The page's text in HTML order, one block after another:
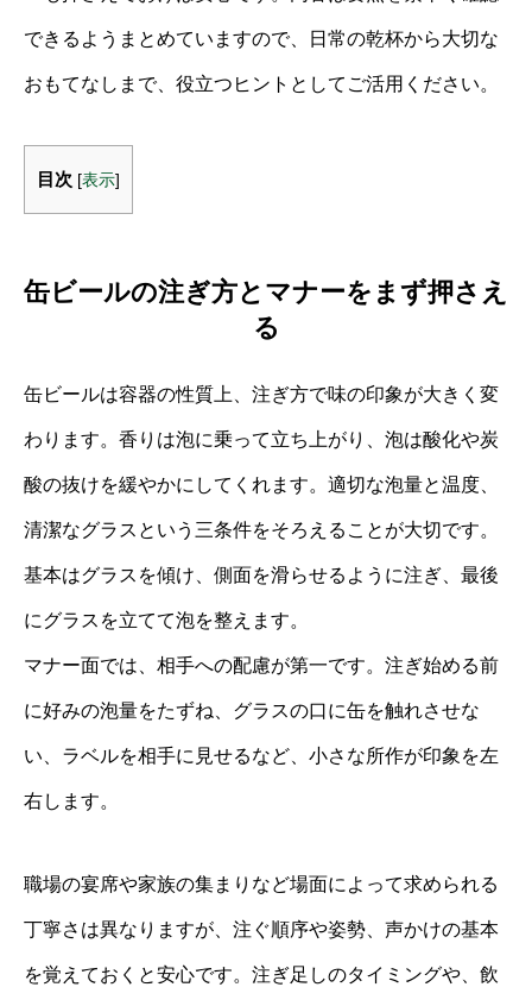
できるようまとめていますので、日常の乾杯から大切な
おもてなしまで、役立つヒントとしてご活用ください。
目次 [表示]
缶ビールの注ぎ方とマナーをまず押さえ
る
缶ビールは容器の性質上、注ぎ方で味の印象が大きく変
わります。香りは泡に乗って立ち上がり、泡は酸化や炭
酸の抜けを緩やかにしてくれます。適切な泡量と温度、
清潔なグラスという三条件をそろえることが大切です。
基本はグラスを傾け、側面を滑らせるように注ぎ、最後
にグラスを立てて泡を整えます。
マナー面では、相手への配慮が第一です。注ぎ始める前
に好みの泡量をたずね、グラスの口に缶を触れさせな
い、ラベルを相手に見せるなど、小さな所作が印象を左
右します。
職場の宴席や家族の集まりなど場面によって求められる
丁寧さは異なりますが、注ぐ順序や姿勢、声かけの基本
を覚えておくと安心です。注ぎ足しのタイミングや、飲